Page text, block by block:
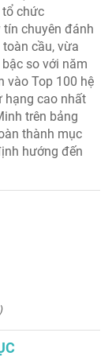
tổ chức
chuyên đánh
cầu, vừa
so với năm
vào Top 100 hệ
hạng cao nhất
trên bảng
thành mục
hướng đến